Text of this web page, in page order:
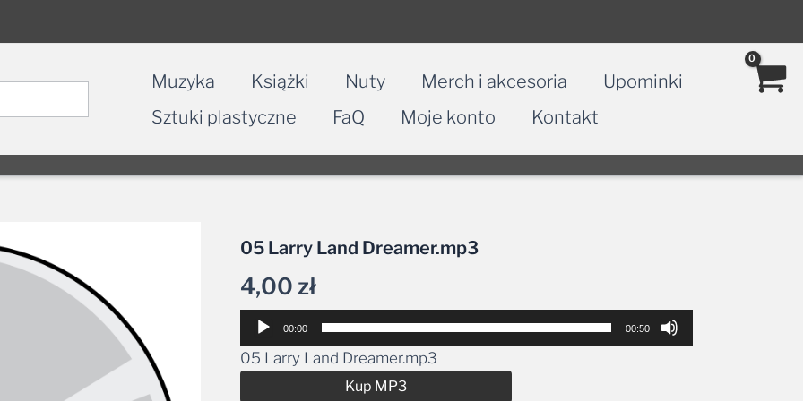
Muzyka Książki Nuty Merch i akcesoria
Upominki
Sztuki plastyczne
FaQ Moje konto Kontakt
05 Larry Land Dreamer.mp3
4,00zł
Odtwarzacz
plików
dźwiękowych
00:00 00:50
05 Larry Land Dreamer.mp3
Kup MP3